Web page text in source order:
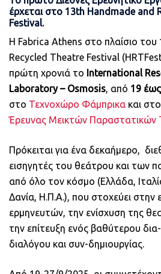
έρχεται στο 13th Handmade and
Festival.
Η Fabrica Athens στο πλαίσιο
Recycled Theatre Festival
πρώτη χρονιά το International
Laboratory – Osmosis, από 19
στο Τεχνοχώρο Φάμπρικα και στο
Έρευνας Μεικτών Παραστατικών
Πρόκειται για ένα δεκαήμερο,
εισηγητές του θεάτρου και των
από όλο τον κόσμο (Ελλάδα,
Δανία, Η.Π.Α.), που στοχεύει
ερμηνευτών, την ενίσχυση της
την επίτευξη ενός βαθύτερου δια-
διαλόγου και συν-δημιουργίας.